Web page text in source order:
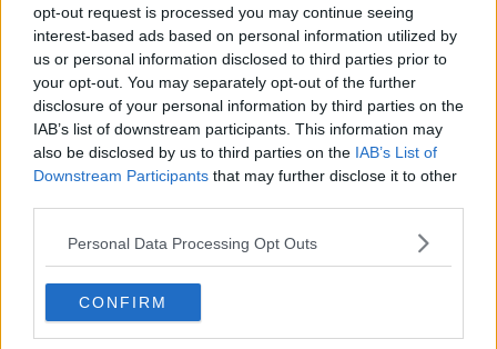
opt-out request is processed you may continue seeing
interest-based ads based on personal information utilized by
us or personal information disclosed to third parties prior to
your opt-out. You may separately opt-out of the further
disclosure of your personal information by third parties on the
IAB’s list of downstream participants. This information may
also be disclosed by us to third parties on the IAB’s List of
Downstream Participants that may further disclose it to other
Personal Data Processing Opt Outs
CONFIRM
Beiträge des Autors ansehen
Klatscht 0
Besucher 0
Tour de France 2026 –
NSN bestätigt den
„Achter“, Biniam
Girmay führt die
Etappenjagd an
Nationale
Meisterschaften –
Titel; Bäckstedt und